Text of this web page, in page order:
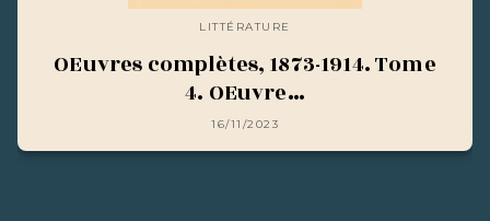
LITTÉRATURE
OEuvres complètes, 1873-1914. Tome
4. OEuvre…
16/11/2023